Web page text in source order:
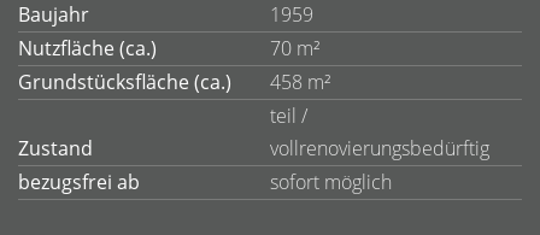
Baujahr
1959
Nutzfläche (ca.)
70 m²
Grundstücksfläche (ca.)
458 m²
Zustand
teil /
vollrenovierungsbedürftig
bezugsfrei ab
sofort möglich